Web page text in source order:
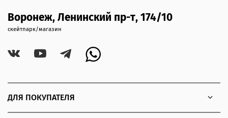
ДЛЯ ПОКУПАТЕЛЯ
Воронеж, Ленинский пр-т, 174/10
скейтпарк/магазин